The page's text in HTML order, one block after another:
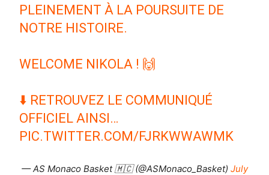
PLEINEMENT À LA POURSUITE DE
NOTRE HISTOIRE.
WELCOME NIKOLA ! 🙌
⬇️ RETROUVEZ LE COMMUNIQUÉ
OFFICIEL AINSI…
PIC.TWITTER.COM/FJRKWWAWMK
— AS Monaco Basket 🇲🇨 (@ASMonaco_Basket) July